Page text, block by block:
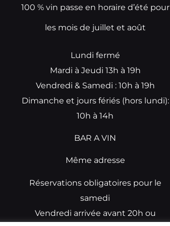
100 % vin passe en horaire d’été pour
les mois de juillet et août
Lundi fermé
Mardi à Jeudi 13h à 19h
Vendredi & Samedi : 10h à 19h
Dimanche et jours fériés (hors lundi):
10h à 14h
BAR A VIN
Même adresse
Réservations obligatoires pour le
samedi
Vendredi arrivée avant 20h ou